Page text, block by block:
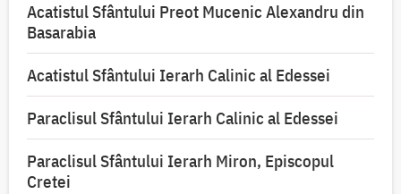
Acatistul Sfântului Preot Mucenic Alexandru din
Basarabia
Acatistul Sfântului Ierarh Calinic al Edessei
Paraclisul Sfântului Ierarh Calinic al Edessei
Paraclisul Sfântului Ierarh Miron, Episcopul
Cretei